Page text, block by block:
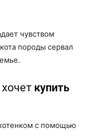
чувством
породы сервал
купить
с помощью